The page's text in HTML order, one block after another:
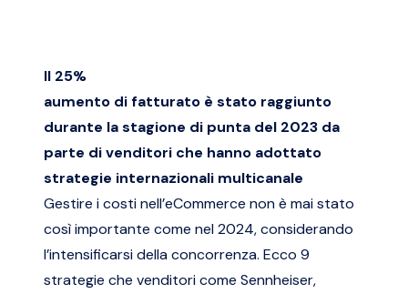
Il 25%
aumento di fatturato è stato raggiunto
durante la stagione di punta del 2023 da
parte di venditori che hanno adottato
strategie internazionali multicanale
Gestire i costi nell’eCommerce non è mai stato
così importante come nel 2024, considerando
l’intensificarsi della concorrenza. Ecco 9
strategie che venditori come Sennheiser,